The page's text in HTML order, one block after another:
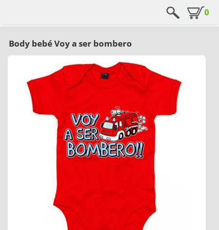
0
Body bebé Voy a ser bombero